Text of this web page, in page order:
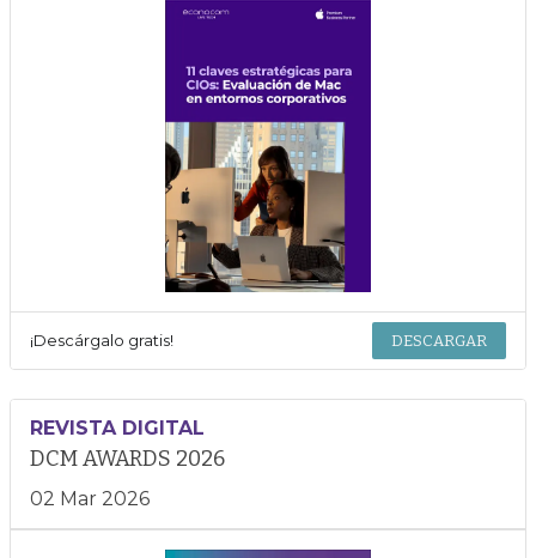
¡Descárgalo gratis! DESCARGAR
REVISTA DIGITAL
DCM AWARDS 2026
02 Mar 2026